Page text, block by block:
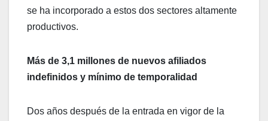
se ha incorporado a estos dos sectores altamente
productivos.
Más de 3,1 millones de nuevos afiliados
indefinidos y mínimo de temporalidad
Dos años después de la entrada en vigor de la